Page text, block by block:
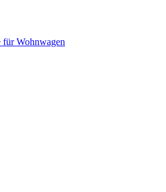
für Wohnwagen